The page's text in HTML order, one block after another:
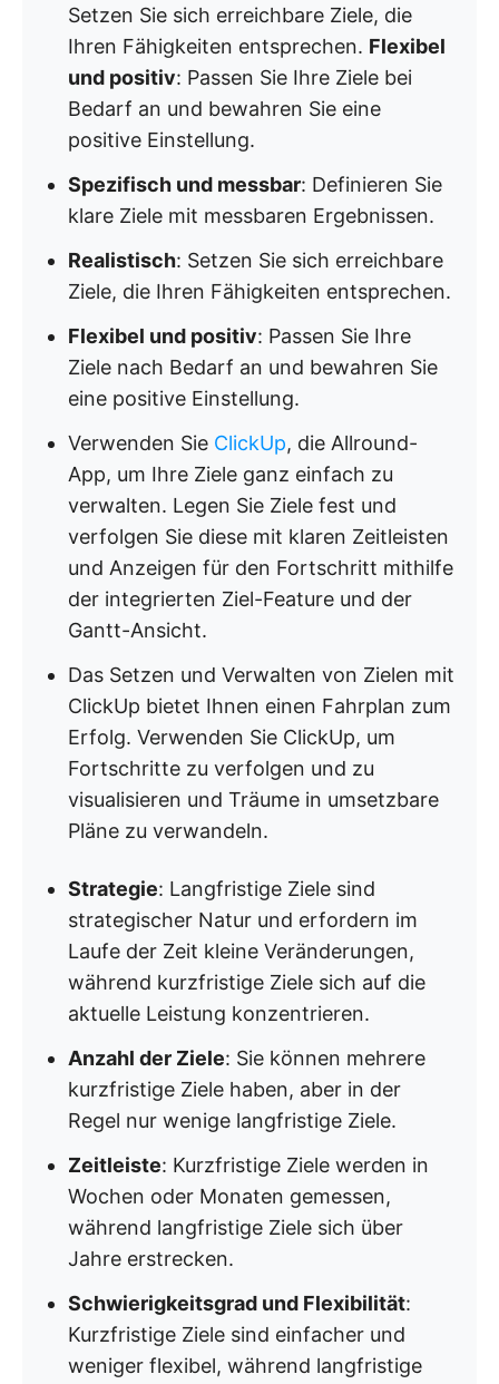
Setzen Sie sich erreichbare Ziele, die
Ihren Fähigkeiten entsprechen. Flexibel
und positiv: Passen Sie Ihre Ziele bei
Bedarf an und bewahren Sie eine
positive Einstellung.
Spezifisch und messbar: Definieren Sie
klare Ziele mit messbaren Ergebnissen.
Realistisch: Setzen Sie sich erreichbare
Ziele, die Ihren Fähigkeiten entsprechen.
Flexibel und positiv: Passen Sie Ihre
Ziele nach Bedarf an und bewahren Sie
eine positive Einstellung.
Verwenden Sie ClickUp, die Allround-
App, um Ihre Ziele ganz einfach zu
verwalten. Legen Sie Ziele fest und
verfolgen Sie diese mit klaren Zeitleisten
und Anzeigen für den Fortschritt mithilfe
der integrierten Ziel-Feature und der
Gantt-Ansicht.
Das Setzen und Verwalten von Zielen mit
ClickUp bietet Ihnen einen Fahrplan zum
Erfolg. Verwenden Sie ClickUp, um
Fortschritte zu verfolgen und zu
visualisieren und Träume in umsetzbare
Pläne zu verwandeln.
Strategie: Langfristige Ziele sind
strategischer Natur und erfordern im
Laufe der Zeit kleine Veränderungen,
während kurzfristige Ziele sich auf die
aktuelle Leistung konzentrieren.
Anzahl der Ziele: Sie können mehrere
kurzfristige Ziele haben, aber in der
Regel nur wenige langfristige Ziele.
Zeitleiste: Kurzfristige Ziele werden in
Wochen oder Monaten gemessen,
während langfristige Ziele sich über
Jahre erstrecken.
Schwierigkeitsgrad und Flexibilität:
Kurzfristige Ziele sind einfacher und
weniger flexibel, während langfristige